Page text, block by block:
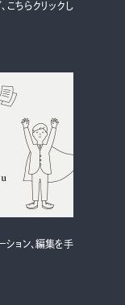
ちらクリックし
ョン、編集を手